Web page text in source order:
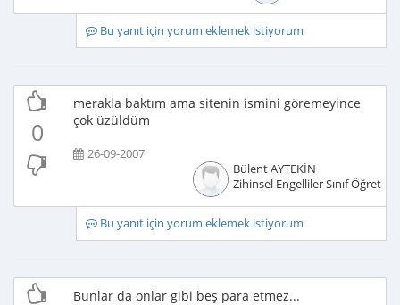
Bu yanıt için yorum eklemek istiyorum
0
merakla baktım ama sitenin ismini göremeyince
çok üzüldüm
26-09-2007
Bülent AYTEKİN
Zihinsel Engelliler Sınıf
Bu yanıt için yorum eklemek istiyorum
Bunlar da onlar gibi beş para etmez...